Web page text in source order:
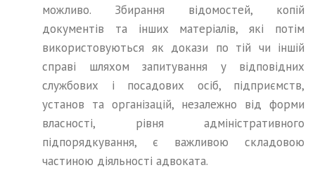
можливо. Збирання відомостей, копій
документів та інших матеріалів, які потім
використовуються як докази по тій чи іншій
справі шляхом запитування у відповідних
службових і посадових осіб, підприємств,
установ та організацій, незалежно від форми
власності, рівня адміністративного
підпорядкування, є важливою складовою
частиною діяльності адвоката.